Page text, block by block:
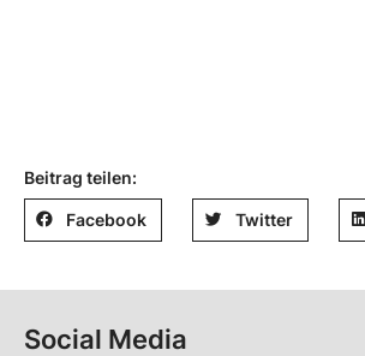
Beitrag teilen:
Facebook Twitter
Social Media